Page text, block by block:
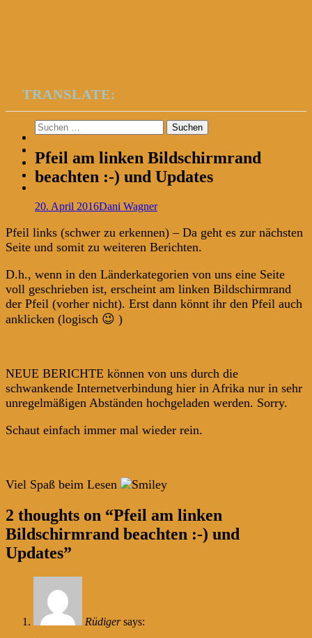
TRANSLATE:
Suchen
nach:
Pfeil am linken Bildschirmrand
beachten :-) und Updates
20. April 2016Dani Wagner
Pfeil links (schwer zu erkennen) – Da geht es zur nächsten
Seite und somit zu weiteren Berichten.
D.h., wenn in den Länderkategorien von uns eine Seite
voll geschrieben ist, erscheint am linken Bildschirmrand
der Pfeil (vorher nicht). Erst dann könnt ihr den Pfeil auch
anklicken (logisch 😉 )
NEUE BERICHTE können von uns durch die
schwankende Internetverbindung hier in Afrika nur in sehr
unregelmäßigen Abständen hochgeladen werden. Sorry.
Schaut einfach immer mal wieder rein.
Viel Spaß beim Lesen
Post
navigation
←
→
2 thoughts on “Pfeil am linken
Bildschirmrand beachten :-) und
Updates”
Rüdiger says: